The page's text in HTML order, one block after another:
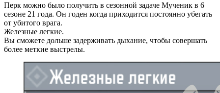
Перк можно было получить в сезонной задаче Мученик в 6
сезоне 21 года. Он годен когда приходится постоянно убегать
от убитого врага.
Железные легкие.
Вы сможете дольше задерживать дыхание, чтобы совершать
более меткие выстрелы.